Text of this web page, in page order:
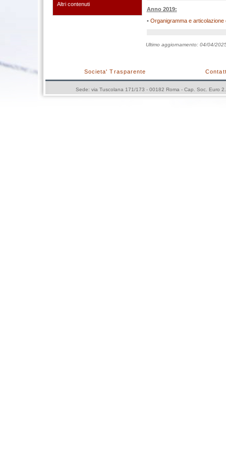
Altri contenuti
Anno 2019:
• Organigramma e articolazione
Ultimo aggiornamento: 04/04/
Societa' Trasparente
Sede: via Tuscolana 171/173 - 00182 Roma - Cap. Soc. Euro